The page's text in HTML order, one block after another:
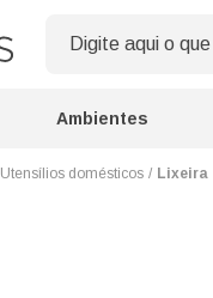
Ambientes
Utensílios domésticos Lixeira